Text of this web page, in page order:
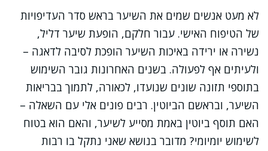
לא מעט אנשים שמים את השיער בראש סדר העדיפויות
של הטיפוח האישי. עבור חלקם, הופעת שיער דליל,
נשירה או ירידה באיכות השיער הופכת לסיבה לדאגה –
ולעיתים אף לפעולה. בשנים האחרונות גובר השימוש
בתוספי תזונה שונים שנועדו, לכאורה, לתמוך בבריאות
השיער, ובראשם הביוטין. רבים פונים אלי עם השאלה –
האם תוסף ביוטין באמת מסייע לשיער, והאם הוא בטוח
לשימוש יומיומי? מדובר בנושא שאני נתקל בו רבות